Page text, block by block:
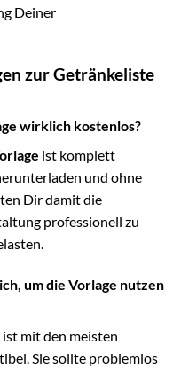
Deiner
zur Getränkeliste
wirklich kostenlos?
ist komplett
und ohne
Dir damit die
professionell zu
um die Vorlage nutzen
ist mit den meisten
Sie sollte problemlos